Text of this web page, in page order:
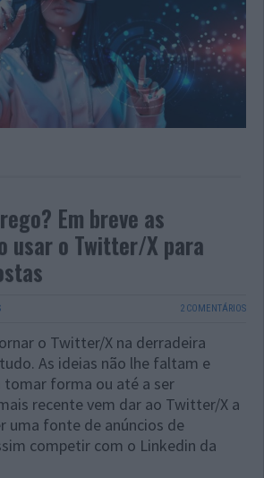
Em breve as
usar o Twitter/X para
2 COMENTÁRIOS
o Twitter/X na derradeira
As ideias não lhe faltam e
tomar forma ou até a ser
recente vem dar ao Twitter/X a
uma fonte de anúncios de
competir com o Linkedin da